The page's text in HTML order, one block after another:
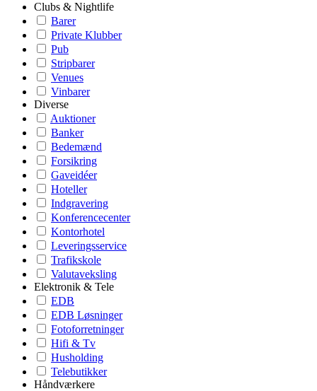
Clubs & Nightlife
Barer
Private Klubber
Pub
Stripbarer
Venues
Vinbarer
Diverse
Auktioner
Banker
Bedemænd
Forsikring
Gaveidéer
Hoteller
Indgravering
Konferencecenter
Kontorhotel
Leveringsservice
Trafikskole
Valutaveksling
Elektronik & Tele
EDB
EDB Løsninger
Fotoforretninger
Hifi & Tv
Husholding
Telebutikker
Håndværkere